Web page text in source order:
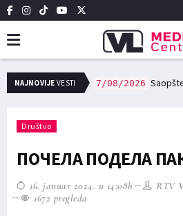
NAJNOVIJE VESTI
и редовне трошкове у области образовања и културе исплаћено 12,7 милиона динара 7/08/2026
Društvo
ПОЧЕЛА ПОДЕЛА
16. januar 2024. u 14:08h
RTV
1672 pregleda